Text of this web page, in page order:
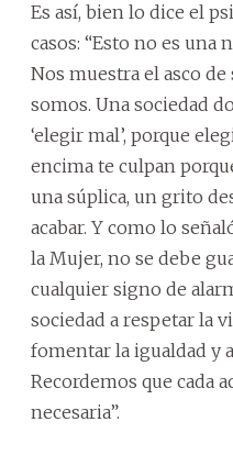
Es así, bien lo dice el
casos: “Esto no es una
Nos muestra el asco
somos. Una sociedad
‘elegir mal’, porque
encima te culpan
una súplica, un grito
acabar. Y como lo
la Mujer, no se debe
cualquier signo de
sociedad a respetar la
fomentar la igualdad y
Recordemos que cada
necesaria”.